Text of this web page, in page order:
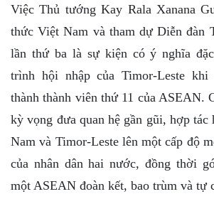
Việc Thủ tướng Kay Rala Xanana
thức Việt Nam và tham dự Diễn đàn
lần thứ ba là sự kiện có ý nghĩa
trình hội nhập của Timor-Leste
thành thành viên thứ 11 của ASEAN.
kỳ vọng đưa quan hệ gần gũi, hợp tác
Nam và Timor-Leste lên một cấp độ
của nhân dân hai nước, đồng thời
một ASEAN đoàn kết, bao trùm và tự